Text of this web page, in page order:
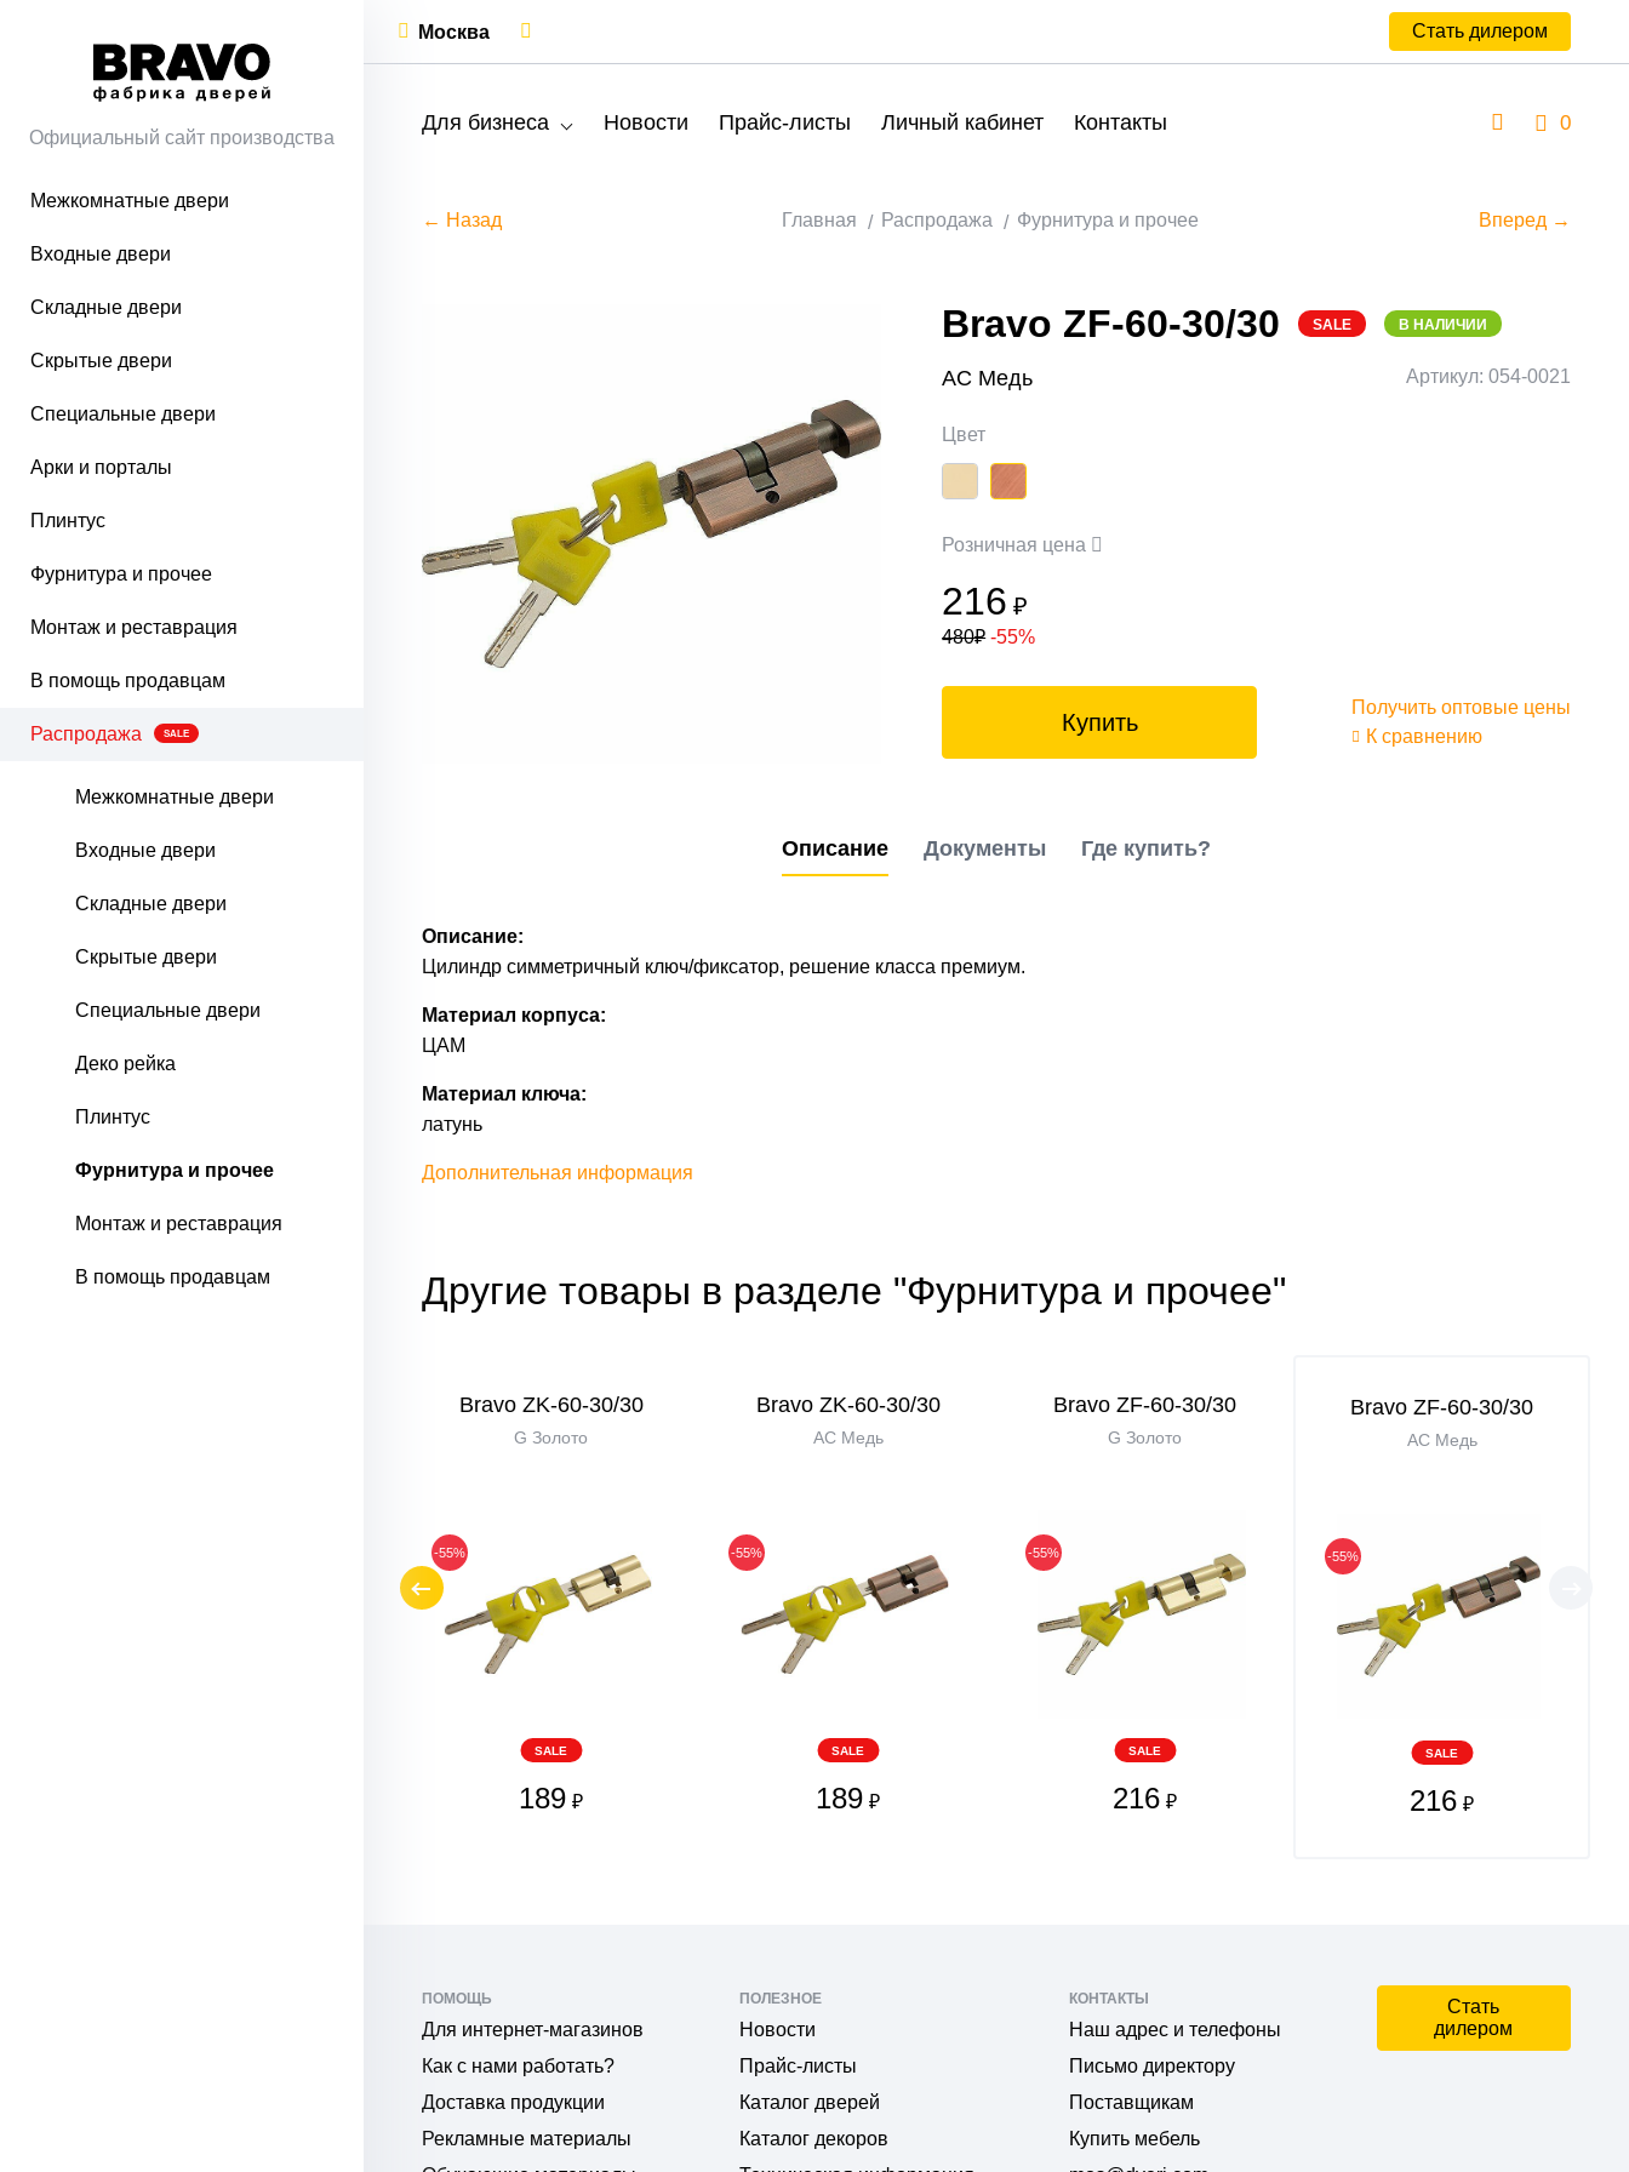
Официальный сайт производства
Межкомнатные двери
Входные двери
Складные двери
Скрытые двери
Специальные двери
Арки и порталы
Плинтус
Фурнитура и прочее
Монтаж и реставрация
В помощь продавцам
Распродажа SALE
Межкомнатные двери
Входные двери
Складные двери
Скрытые двери
Специальные двери
Деко рейка
Плинтус
Фурнитура и прочее
Монтаж и реставрация
В помощь продавцам
Москва Стать дилером
Для бизнеса Новости Прайс-листы Личный кабинет Контакты 0
← Назад Главная Распродажа Фурнитура и прочее Вперед →
Bravo ZF-60-30/30 SALE В НАЛИЧИИ
AC Медь Артикул: 054-0021
Цвет
Розничная цена
216 ₽
480₽ -55%
Купить
Получить оптовые цены
К сравнению
Описание Документы Где купить?
Описание:
Цилиндр симметричный ключ/фиксатор, решение класса премиум.
Материал корпуса:
ЦАМ
Материал ключа:
латунь
Дополнительная информация
Другие товары в разделе "Фурнитура и прочее"
Bravo ZK-60-30/30
G Золото
-55%
SALE
189 ₽
Bravo ZK-60-30/30
AC Медь
-55%
SALE
189 ₽
Bravo ZF-60-30/30
G Золото
-55%
SALE
216 ₽
Bravo ZF-60-30/30
AC Медь
-55%
SALE
216 ₽
ПОМОЩЬ
Для интернет-магазинов
Как с нами работать?
Доставка продукции
Рекламные материалы
ПОЛЕЗНОЕ
Новости
Прайс-листы
Каталог дверей
Каталог декоров
КОНТАКТЫ
Наш адрес и телефоны
Письмо директору
Поставщикам
Купить мебель
Стать
дилером